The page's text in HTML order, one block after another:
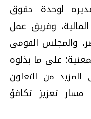
لوحدة حقوق
وفريق عمل
والمجلس القومى
على ما بذلوه
من التعاون
مسار تعزيز تكافؤ